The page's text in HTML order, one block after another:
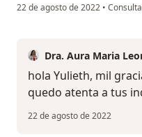
22 de agosto de 2022 •
Dra. Aura Maria
hola Yulieth, mil
quedo atenta a tus
22 de agosto de 2022